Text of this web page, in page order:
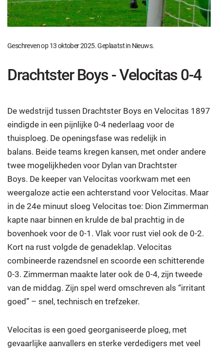
Geschreven op13 oktober 2025. Geplaatst in Nieuws.
Drachtster Boys - Velocitas 0-4
De wedstrijd tussen Drachtster Boys en Velocitas 1897
eindigde in een pijnlijke 0-4 nederlaag voor de
thuisploeg. De openingsfase was redelijk in
balans. Beide teams kregen kansen, met onder andere
twee mogelijkheden voor Dylan van Drachtster
Boys. De keeper van Velocitas voorkwam met een
weergaloze actie een achterstand voor Velocitas. Maar
in de 24e minuut sloeg Velocitas toe: Dion Zimmerman
kapte naar binnen en krulde de bal prachtig in de
bovenhoek voor de 0-1. Vlak voor rust viel ook de 0-2.
Kort na rust volgde de genadeklap. Velocitas
combineerde razendsnel en scoorde een schitterende
0-3. Zimmerman maakte later ook de 0-4, zijn tweede
van de middag. Zijn spel werd omschreven als “irritant
goed” – snel, technisch en trefzeker.
Velocitas is een goed georganiseerde ploeg, met
gevaarlijke aanvallers en sterke verdedigers met veel